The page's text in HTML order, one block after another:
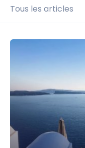
Tous les articles